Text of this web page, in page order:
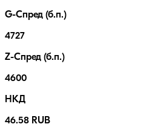
G-Спред (б.п.)
4727
Z-Спред (б.п.)
4600
НКД
46.58 RUB